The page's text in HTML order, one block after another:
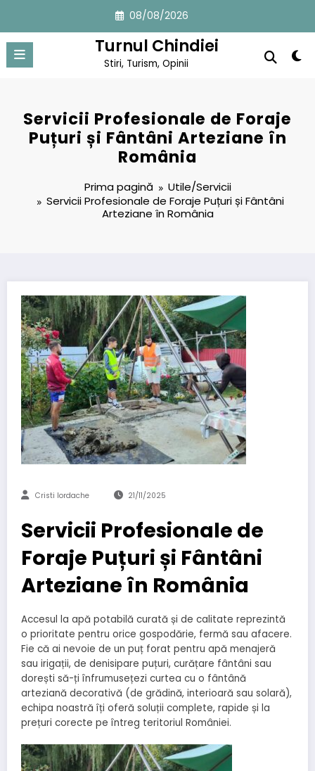
conținut
08/08/2026
Turnul Chindiei
Stiri, Turism, Opinii
Servicii Profesionale de Foraje
Puțuri și Fântâni Arteziane în
România
Prima pagină
Utile/Servicii
Servicii Profesionale de Foraje Puțuri și Fântâni
Arteziane în România
Cristi Iordache 21/11/2025
Servicii Profesionale de
Foraje Puțuri și Fântâni
Arteziane în România
Accesul la apă potabilă curată și de calitate reprezintă
o prioritate pentru orice gospodărie, fermă sau afacere.
Fie că ai nevoie de un puț forat pentru apă menajeră
sau irigații, de denisipare puțuri, curățare fântâni sau
dorești să-ți înfrumusețezi curtea cu o fântână
arteziană decorativă (de grădină, interioară sau solară),
echipa noastră îți oferă soluții complete, rapide și la
prețuri corecte pe întreg teritoriul României.